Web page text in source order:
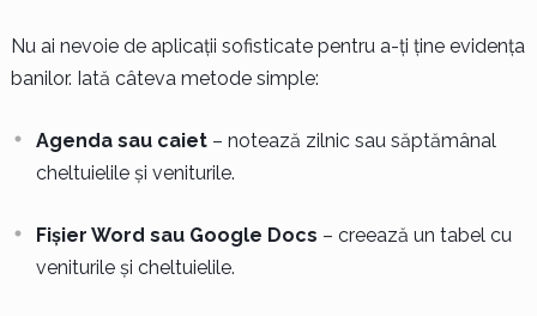
Nu ai nevoie de aplicații sofisticate pentru a-ți ține evidența
banilor. Iată câteva metode simple:
Agenda sau caiet– notează zilnic sau săptămânal
cheltuielile și veniturile.
Fișier Word sau Google Docs – creează un tabel cu
veniturile și cheltuielile.